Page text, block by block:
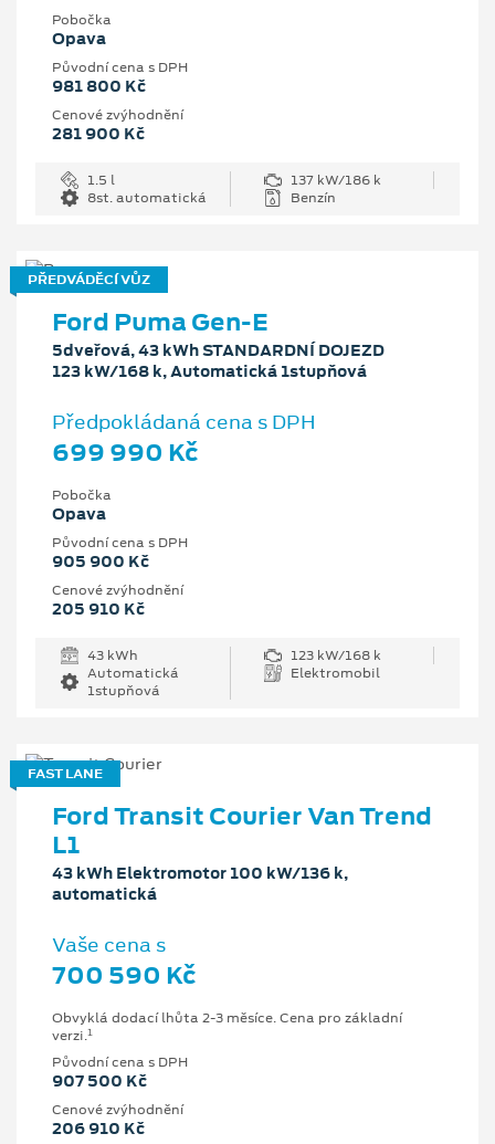
Pobočka
Opava
Původní cena s DPH
981 800 Kč
Cenové zvýhodnění
281 900 Kč
1.5 l
137 kW/186 k
8st. automatická
Benzín
PŘEDVÁDĚCÍ VŮZ
Ford Puma Gen-E
5dveřová, 43 kWh STANDARDNÍ DOJEZD
123 kW/168 k, Automatická 1stupňová
Předpokládaná cena s DPH
699 990 Kč
Pobočka
Opava
Původní cena s DPH
905 900 Kč
Cenové zvýhodnění
205 910 Kč
43 kWh
123 kW/168 k
Automatická
1stupňová
Elektromobil
FAST LANE
Ford Transit Courier Van Trend
L1
43 kWh Elektromotor 100 kW/136 k,
automatická
Vaše cena s
700 590 Kč
Obvyklá dodací lhůta 2-3 měsíce. Cena pro základní
verzi.1
Původní cena s DPH
907 500 Kč
Cenové zvýhodnění
206 910 Kč